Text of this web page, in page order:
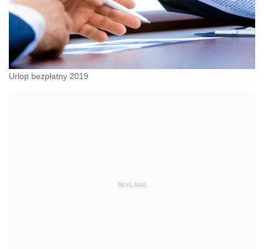
Urlop bezpłatny 2019